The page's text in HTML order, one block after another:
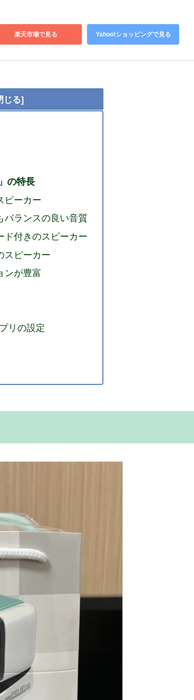
楽天市場で見る Yahoo!ショッピングで見る
の特長
ピーカー
バランスの良い音質
ド付きのスピーカー
スピーカー
ンが豊富
リの設定